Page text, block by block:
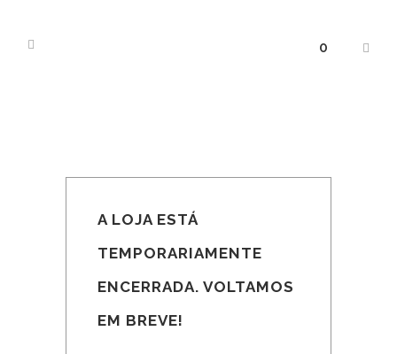
0
A LOJA ESTÁ
TEMPORARIAMENTE
ENCERRADA. VOLTAMOS
EM BREVE!